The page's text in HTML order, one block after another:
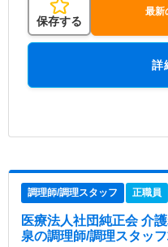
保存する
最新
詳
調理師/調理スタッフ 正職員
医療法人社団純正会 介
泉の調理師/調理スタッ